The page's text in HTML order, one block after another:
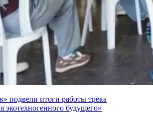
подвели итоги работы трека
будущего»